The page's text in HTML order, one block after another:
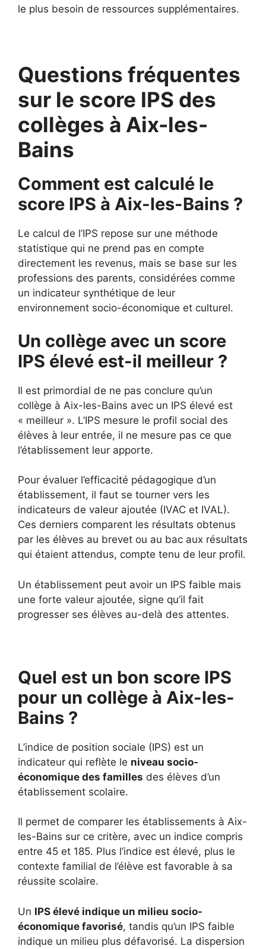
le plus besoin de ressources supplémentaires.
Questions fréquentes
sur le score IPS des
collèges à Aix-les-
Bains
Comment est calculé le
score IPS à Aix-les-Bains ?
Le calcul de l’IPS repose sur une méthode
statistique qui ne prend pas en compte
directement les revenus, mais se base sur les
professions des parents, considérées comme
un indicateur synthétique de leur
environnement socio-économique et culturel.
Un collège avec un score
IPS élevé est-il meilleur ?
Il est primordial de ne pas conclure qu’un
collège à Aix-les-Bains avec un IPS élevé est
« meilleur ». L’IPS mesure le profil social des
élèves à leur entrée, il ne mesure pas ce que
l’établissement leur apporte.
Pour évaluer l’efficacité pédagogique d’un
établissement, il faut se tourner vers les
indicateurs de valeur ajoutée (IVAC et IVAL).
Ces derniers comparent les résultats obtenus
par les élèves au brevet ou au bac aux résultats
qui étaient attendus, compte tenu de leur profil.
Un établissement peut avoir un IPS faible mais
une forte valeur ajoutée, signe qu’il fait
progresser ses élèves au-delà des attentes.
Quel est un bon score IPS
pour un collège à Aix-les-
Bains ?
L’indice de position sociale (IPS) est un
indicateur qui reflète le niveau socio-
économique des familles des élèves d’un
établissement scolaire.
Il permet de comparer les établissements à Aix-
les-Bains sur ce critère, avec un indice compris
entre 45 et 185. Plus l’indice est élevé, plus le
contexte familial de l’élève est favorable à sa
réussite scolaire.
Un IPS élevé indique un milieu socio-
économique favorisé, tandis qu’un IPS faible
indique un milieu plus défavorisé. La dispersion